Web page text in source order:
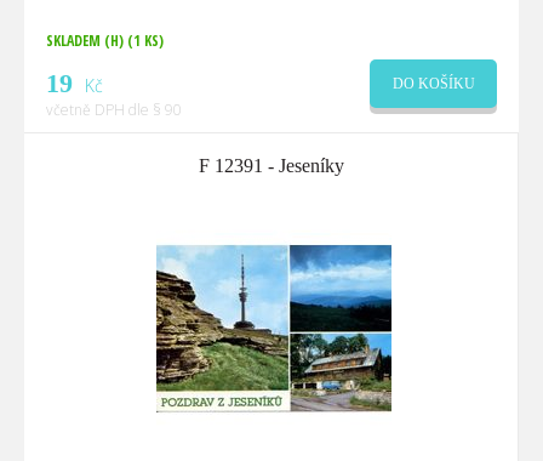
SKLADEM (H) (1 KS)
19 Kč
včetně DPH dle § 90
DO KOŠÍKU
F 12391 - Jeseníky